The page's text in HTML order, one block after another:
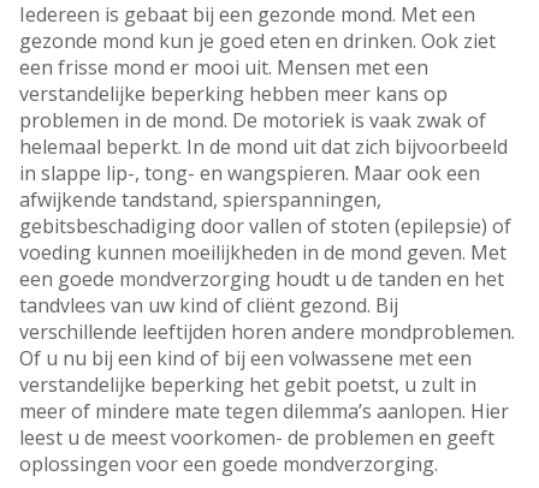
Iedereen is gebaat bij een gezonde mond. Met een
gezonde mond kun je goed eten en drinken. Ook ziet
een frisse mond er mooi uit. Mensen met een
verstandelijke beperking hebben meer kans op
problemen in de mond. De motoriek is vaak zwak of
helemaal beperkt. In de mond uit dat zich bijvoorbeeld
in slappe lip-, tong- en wangspieren. Maar ook een
afwijkende tandstand, spierspanningen,
gebitsbeschadiging door vallen of stoten (epilepsie) of
voeding kunnen moeilijkheden in de mond geven. Met
een goede mondverzorging houdt u de tanden en het
tandvlees van uw kind of cliënt gezond. Bij
verschillende leeftijden horen andere mondproblemen.
Of u nu bij een kind of bij een volwassene met een
verstandelijke beperking het gebit poetst, u zult in
meer of mindere mate tegen dilemma’s aanlopen. Hier
leest u de meest voorkomen- de problemen en geeft
oplossingen voor een goede mondverzorging.